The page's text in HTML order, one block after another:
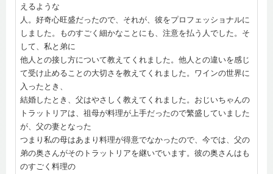
えるような
人。好奇心旺盛だったので、それが、彼をプロフェッショナルに
しました。ものすごく細かなことにも、注意を払う人でした。そ
して、私と弟に
他人との接し方について教えてくれました。他人との違いを感じ
て受け止めることの大切さを教えてくれました。ワインの世界に
入ったとき、
結婚したとき、父はやさしく教えてくれました。おじいちゃんの
トラットリアは、祖母が料理が上手だったので繁盛していました
が、父の妻となった
つまり私の母はあまり料理が得意でなかったので、今では、父の
弟の奥さんがそのトラットリアを継いでいます。彼の奥さんはも
のすごく料理の